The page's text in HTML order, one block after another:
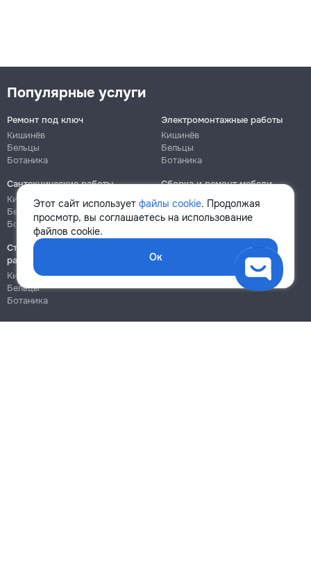
Этот сайт использует файлы cookie. Продолжая
просмотр, вы соглашаетесь на использование
файлов cookie.
Ок
Популярные услуги
Ремонт под ключ
Кишинёв
Бельцы
Ботаника
Электромонтажные работы
Кишинёв
Бельцы
Ботаника
Сантехнические работы
Кишинёв
Бельцы
Ботаника
Сборка и ремонт мебели
Кишинёв
Ботаника
Строительно-монтажные
работы
Кишинёв
Бельцы
Ботаника